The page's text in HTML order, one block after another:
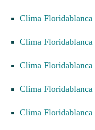
Clima
Clima
Clima
Clima
Clima